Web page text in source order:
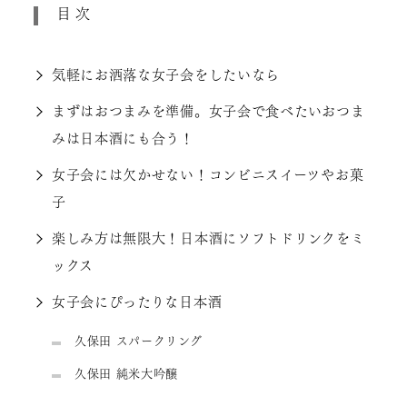
目次
気軽にお洒落な女子会をしたいなら
まずはおつまみを準備。女子会で食べたいおつま
みは日本酒にも合う！
女子会には欠かせない！コンビニスイーツやお菓
子
楽しみ方は無限大！日本酒にソフトドリンクをミ
ックス
女子会にぴったりな日本酒
久保田 スパークリング
久保田 純米大吟醸